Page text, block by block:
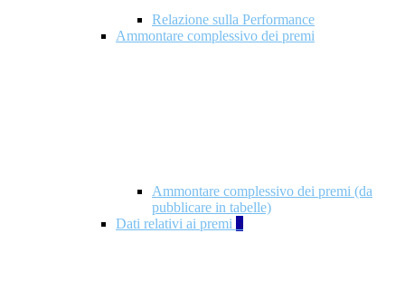
Relazione sulla Performance
Ammontare complessivo dei premi
Ammontare complessivo dei premi (da
pubblicare in tabelle)
Dati relativi ai premi 5